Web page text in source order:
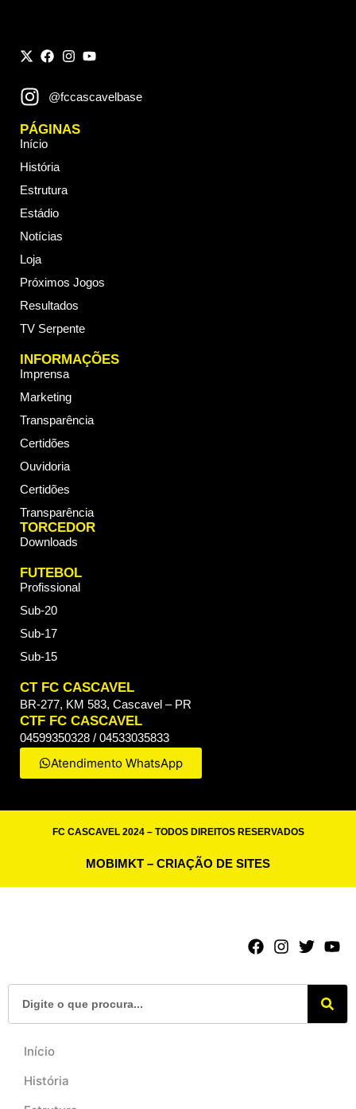
@fccascavelbase
PÁGINAS
Início
História
Estrutura
Estádio
Notícias
Loja
Próximos Jogos
Resultados
TV Serpente
INFORMAÇÕES
Imprensa
Marketing
Transparência
Certidões
Ouvidoria
Certidões
Transparência
TORCEDOR
Downloads
FUTEBOL
Profissional
Sub-20
Sub-17
Sub-15
CT FC CASCAVEL
BR-277, KM 583, Cascavel – PR
CTF FC CASCAVEL
04599350328 / 04533035833
Atendimento WhatsApp
FC CASCAVEL 2024 – TODOS DIREITOS RESERVADOS
MOBIMKT – CRIAÇÃO DE SITES
Início
História